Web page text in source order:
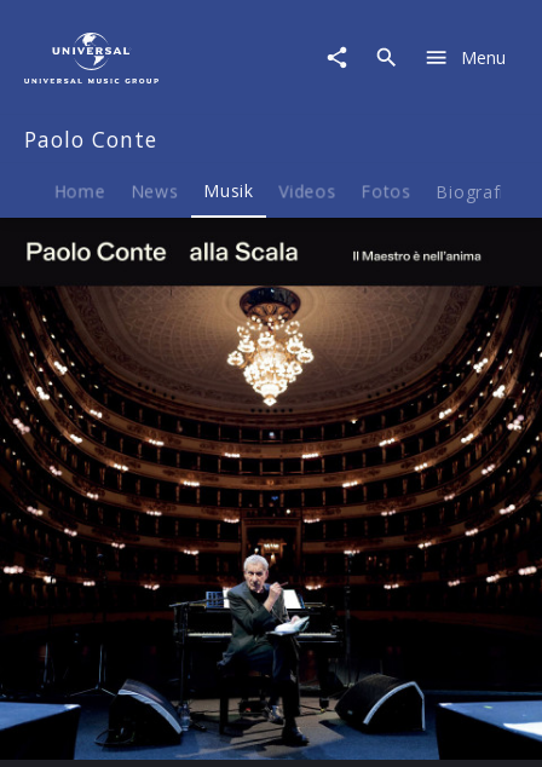
Musik
Paolo
Scala
Menu
Paolo Conte
Home News Musik Videos Fotos Biografie